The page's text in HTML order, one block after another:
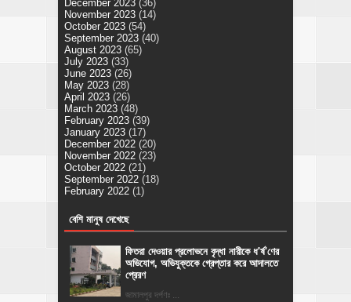
December 2023 (36)
November 2023 (14)
October 2023 (54)
September 2023 (40)
August 2023 (65)
July 2023 (33)
June 2023 (26)
May 2023 (28)
April 2023 (26)
March 2023 (48)
February 2023 (39)
January 2023 (17)
December 2022 (20)
November 2022 (23)
October 2022 (21)
September 2022 (18)
February 2022 (1)
বেশি মানুষ দেখেছে
ফিতরা দেওয়ার প্রলোভনে বৃদ্ধা নারীকে ধ'র্ষ'ণের
অভিযোগ, অভিযুক্তকে গ্রেপ্তার করে আদালতে
প্রেরণ
জামালপুর দর্পণঃ ...